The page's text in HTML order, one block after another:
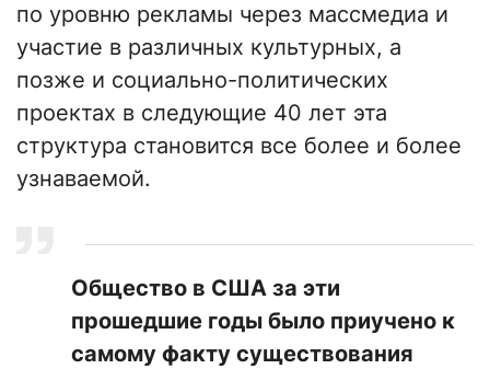
по уровню рекламы через массмедиа и
участие в различных культурных, а
позже и социально-политических
проектах в следующие 40 лет эта
структура становится все более и более
узнаваемой.
Общество в США за эти
прошедшие годы было приучено к
самому факту существования